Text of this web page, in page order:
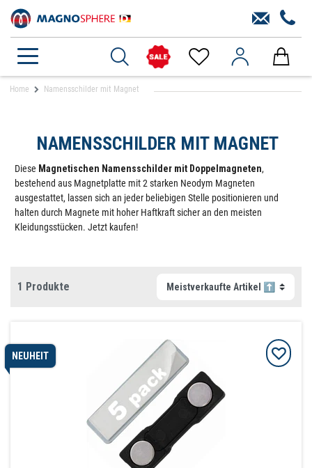
Home Namensschilder mit Magnet
NAMENSSCHILDER MIT MAGNET
Diese Magnetischen Namensschilder mit Doppelmagneten,
bestehend aus Magnetplatte mit 2 starken Neodym Magneten
ausgestattet, lassen sich an jeder beliebigen Stelle positionieren und
halten durch Magnete mit hoher Haftkraft sicher an den meisten
Kleidungsstücken. Jetzt kaufen!
1 Produkte
NEUHEIT